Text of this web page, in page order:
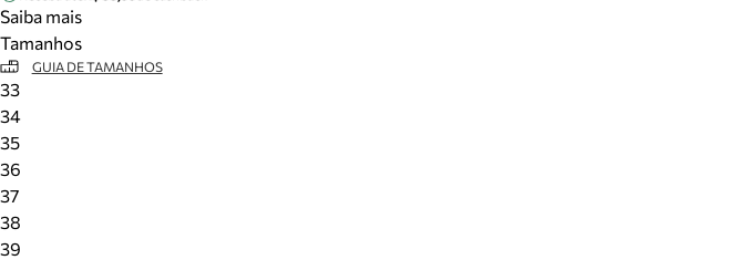
Saiba mais
Tamanhos
GUIA DE TAMANHOS
33
34
35
36
37
38
39